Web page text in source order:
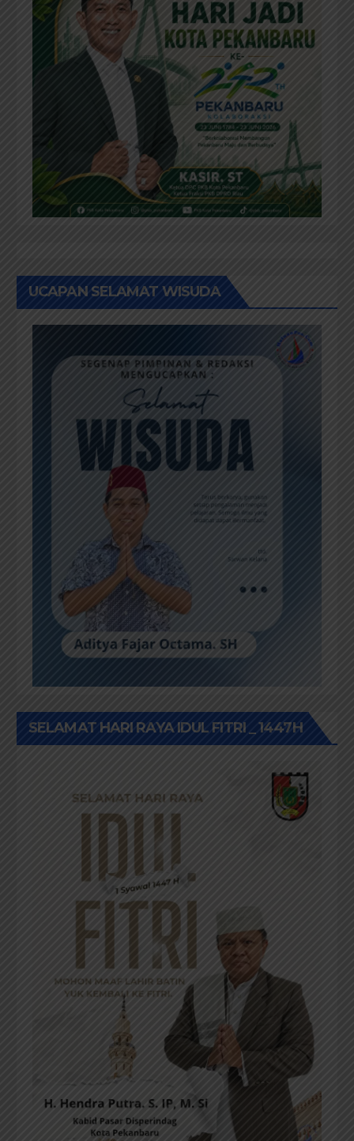
UCAPAN SELAMAT WISUDA
SELAMAT HARI RAYA IDUL FITRI _ 1447H